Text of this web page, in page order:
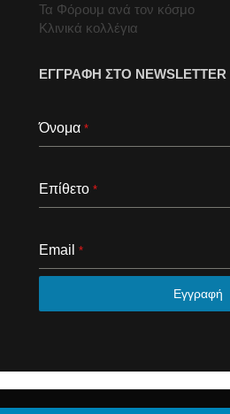
Τα Φόρουμ ανά τον κόσμο
Κλινικά κολλέγια
ΕΓΓΡΑΦΗ ΣΤΟ NEWSLETTER
Όνομα *
Επίθετο *
Email *
Εγγραφή